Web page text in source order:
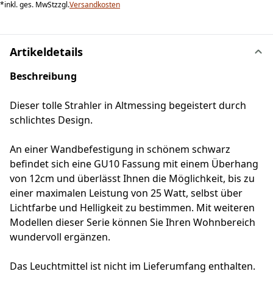
*inkl. ges. MwStzzgl.Versandkosten
Artikeldetails
Beschreibung
Dieser tolle Strahler in Altmessing begeistert durch
schlichtes Design.
An einer Wandbefestigung in schönem schwarz
befindet sich eine GU10 Fassung mit einem Überhang
von 12cm und überlässt Ihnen die Möglichkeit, bis zu
einer maximalen Leistung von 25 Watt, selbst über
Lichtfarbe und Helligkeit zu bestimmen. Mit weiteren
Modellen dieser Serie können Sie Ihren Wohnbereich
wundervoll ergänzen.
Das Leuchtmittel ist nicht im Lieferumfang enthalten.